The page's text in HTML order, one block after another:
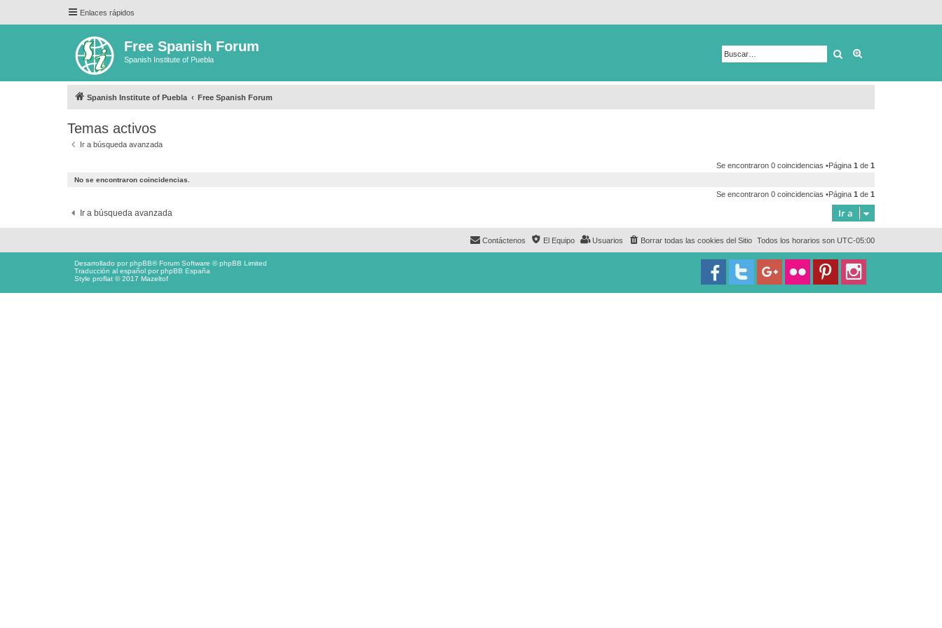
Enlaces rápidos
Free Spanish Forum
Spanish Institute of Puebla Buscar
Spanish Institute of Puebla Free Spanish Forum
Temas activos
Ir a búsqueda avanzada
Se encontraron 0 coincidencias •Página 1 de 1
No se encontraron coincidencias.
Se encontraron 0 coincidencias •Página 1 de 1
Ir a búsqueda avanzada Ir a
Todos los horarios son UTC-05:00
Borrar todas las cookies del Sitio
Usuarios
El Equipo
Contáctenos
Desarrollado porphpBB® Forum Software © phpBB Limited
Traducción al español porphpBB España
Style proflat © 2017 Mazeltof